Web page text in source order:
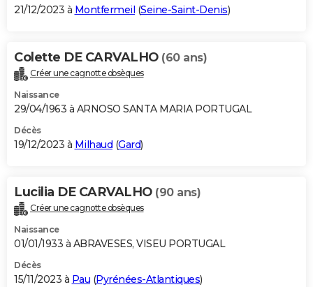
21/12/2023 à Montfermeil (Seine-Saint-Denis)
Colette DE CARVALHO (60 ans)
Créer une cagnotte obsèques
Naissance
29/04/1963 à ARNOSO SANTA MARIA PORTUGAL
Décès
19/12/2023 à Milhaud (Gard)
Lucilia DE CARVALHO (90 ans)
Créer une cagnotte obsèques
Naissance
01/01/1933 à ABRAVESES, VISEU PORTUGAL
Décès
15/11/2023 à Pau (Pyrénées-Atlantiques)